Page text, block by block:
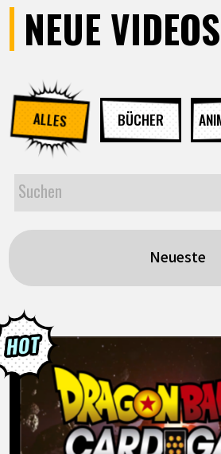
NEUE VIDEOS
ALLES BÜCHER
Neueste